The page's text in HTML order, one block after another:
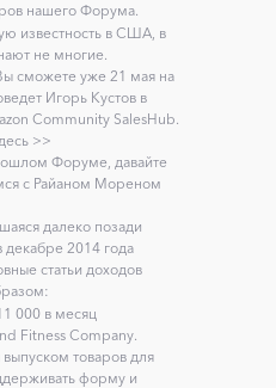
нашего Форума.
известность в США, в
не многие.
сможете уже 21 мая на
Игорь Кустов в
Community SalesHub.
>>
Форуме, давайте
с Райаном Мореном
далеко позади
декабре 2014 года
статьи доходов
000 в месяц
Fitness Company.
товаров для
форму и